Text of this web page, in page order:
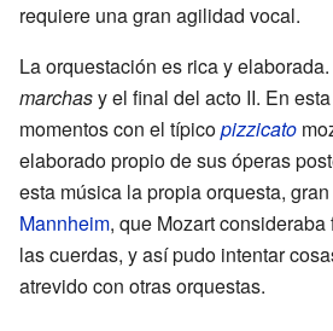
requiere una gran agilidad vocal.
La orquestación es rica y
marchasy el final del acto II. En
momentos con el típicopizzicato
elaborado propio de sus óperas
esta música la propia orquesta,
Mannheim, que Mozart
las cuerdas, y así pudo intentar
atrevido con otras orquestas.